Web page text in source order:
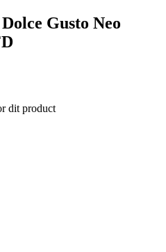
Gusto Neo
dit product